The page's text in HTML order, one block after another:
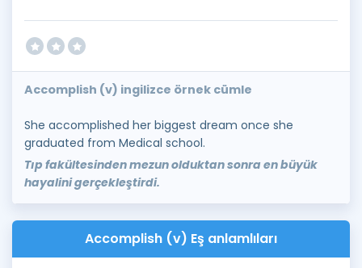
Accomplish (v) ingilizce örnek cümle
She accomplished her biggest dream once she
graduated from Medical school.
Tıp fakültesinden mezun olduktan sonra en büyük
hayalini gerçekleştirdi.
Accomplish (v) Eş anlamlıları